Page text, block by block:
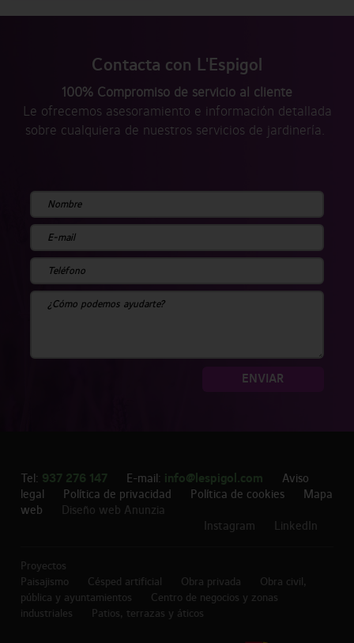
Contacta con L'Espigol
100% Compromiso de servicio al cliente
Le ofrecemos asesoramiento e información detallada
sobre cualquiera de nuestros servicios de jardinería.
ENVIAR
Tel: 937 276 147 E-mail: info@lespigol.com
Aviso
legal
Política de privacidad Política de cookies
Mapa
web
Diseño web Anunzia
Instagram
LinkedIn
Proyectos
Paisajismo
Césped artificial Obra privada
Obra civil,
pública y ayuntamientos
Centro de negocios y zonas
industriales
Patios, terrazas y áticos